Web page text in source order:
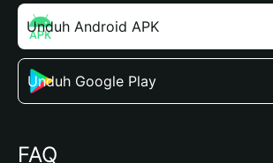
Unduh Android APK
Unduh Google Play
FAQ